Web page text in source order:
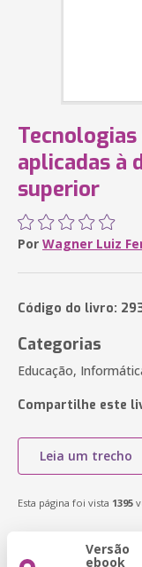
aplicadas à
superior
Por Wagner Luiz
Código do livro:
Categorias
Educação,
Compartilhe este
Leia um trecho
Esta página foi vista 1395
Versão
ebook